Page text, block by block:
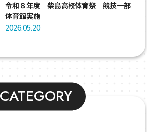
令和８年度 柴島高校体育祭 競技一部
体育館実施
2026.05.20
CATEGORY